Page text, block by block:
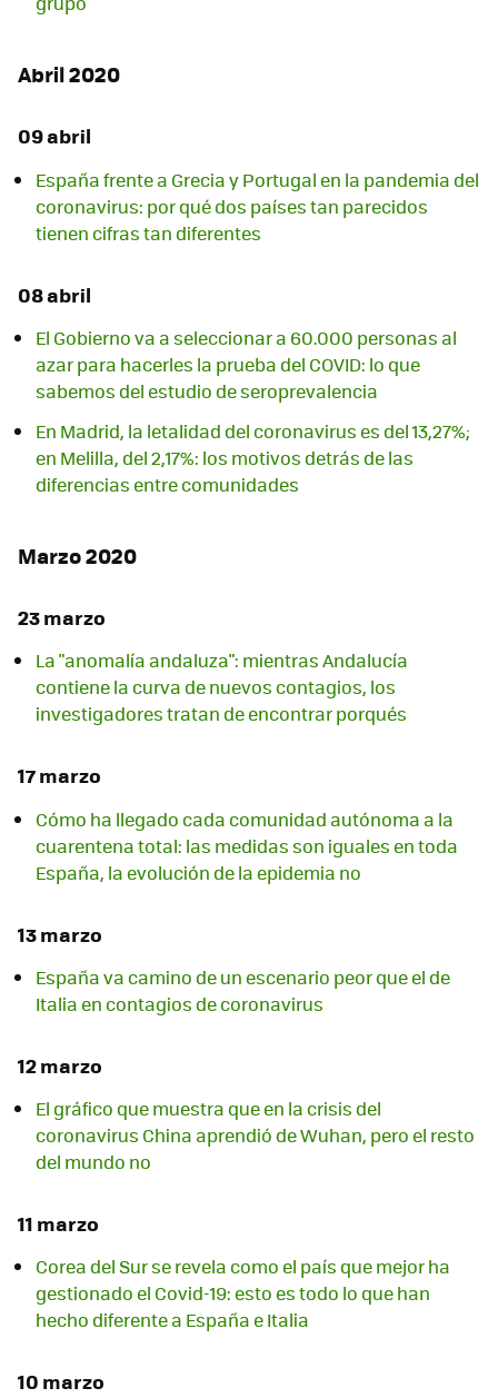
Abril 2020
09 abril
España frente a Grecia y Portugal en la pandemia del
coronavirus: por qué dos países tan parecidos
tienen cifras tan diferentes
08 abril
El Gobierno va a seleccionar a 60.000 personas al
azar para hacerles la prueba del COVID: lo que
sabemos del estudio de seroprevalencia
En Madrid, la letalidad del coronavirus es del 13,27%;
en Melilla, del 2,17%: los motivos detrás de las
diferencias entre comunidades
Marzo 2020
23 marzo
La "anomalía andaluza": mientras Andalucía
contiene la curva de nuevos contagios, los
investigadores tratan de encontrar porqués
17 marzo
Cómo ha llegado cada comunidad autónoma a la
cuarentena total: las medidas son iguales en toda
España, la evolución de la epidemia no
13 marzo
España va camino de un escenario peor que el de
Italia en contagios de coronavirus
12 marzo
El gráfico que muestra que en la crisis del
coronavirus China aprendió de Wuhan, pero el resto
del mundo no
11 marzo
Corea del Sur se revela como el país que mejor ha
gestionado el Covid-19: esto es todo lo que han
hecho diferente a España e Italia
10 marzo